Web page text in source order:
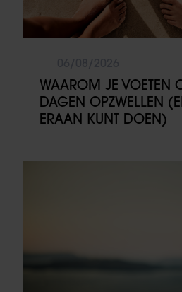
WAAROM JE VOETEN
DAGEN OPZWELLEN
ERAAN KUNT DOEN)